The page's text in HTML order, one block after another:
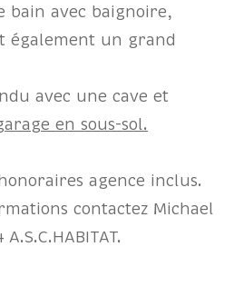
bain avec baignoire,
également un grand
avec une cave et
en sous-sol.
agence inclus.
contactez Michael